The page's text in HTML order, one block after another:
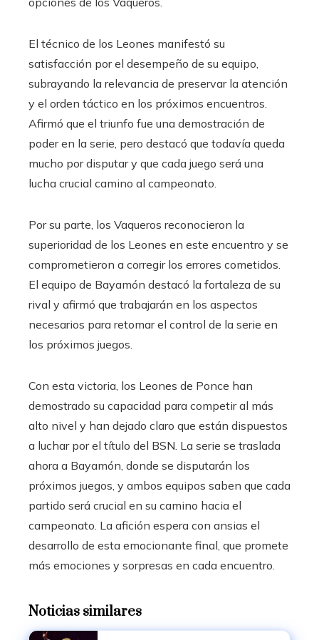
El técnico de los Leones manifestó su
satisfacción por el desempeño de su equipo,
subrayando la relevancia de preservar la atención
y el orden táctico en los próximos encuentros.
Afirmó que el triunfo fue una demostración de
poder en la serie, pero destacó que todavía queda
mucho por disputar y que cada juego será una
lucha crucial camino al campeonato.
Por su parte, los Vaqueros reconocieron la
superioridad de los Leones en este encuentro y se
comprometieron a corregir los errores cometidos.
El equipo de Bayamón destacó la fortaleza de su
rival y afirmó que trabajarán en los aspectos
necesarios para retomar el control de la serie en
los próximos juegos.
Con esta victoria, los Leones de Ponce han
demostrado su capacidad para competir al más
alto nivel y han dejado claro que están dispuestos
a luchar por el título del BSN. La serie se traslada
ahora a Bayamón, donde se disputarán los
próximos juegos, y ambos equipos saben que cada
partido será crucial en su camino hacia el
campeonato. La afición espera con ansias el
desarrollo de esta emocionante final, que promete
más emociones y sorpresas en cada encuentro.
Noticias similares